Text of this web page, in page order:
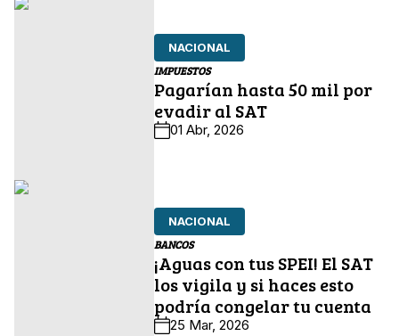
NACIONAL
IMPUESTOS
Pagarían hasta 50 mil por
evadir al SAT
01 Abr, 2026
NACIONAL
BANCOS
¡Aguas con tus SPEI! El SAT
los vigila y si haces esto
podría congelar tu cuenta
25 Mar, 2026